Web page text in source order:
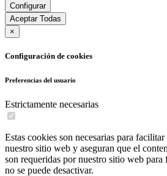
Configurar
Aceptar Todas
×
Configuración de cookies
Preferencias del usuario
Estrictamente necesarias
Estas cookies son necesarias para
nuestro sitio web y aseguran que el
son requeridas por nuestro sitio web
no se puede desactivar.